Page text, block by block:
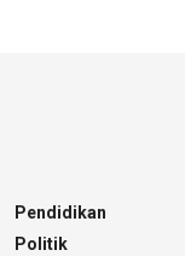
Pendidikan
Politik